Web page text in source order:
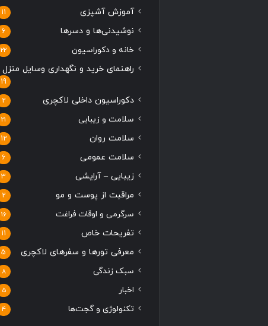
آموزش آشپزی 11
نوشیدنی‌ها و دسرها 6
خانه و دکوراسیون 22
راهنمای خرید و نگهداری وسایل منزل
19
دکوراسیون داخلی لاکچری 2
سلامت و زیبایی 21
سلامت روان 12
سلامت عمومی 6
زیبایی – آرایشی 3
مراقبت از پوست و مو 2
سرگرمی و اوقات فراغت 16
تفریحات خاص 11
معرفی تورها و سفرهای لاکچری 5
سبک زندگی 8
اخبار 5
تکنولوژی و گجت‌ها 4